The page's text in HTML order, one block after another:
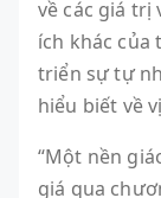
về các giá trị
ích khác của
triển sự tự
hiểu biết về
“Một nền
giá qua